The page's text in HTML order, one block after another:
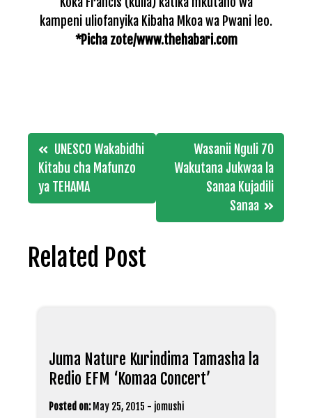
kampeni uliofanyika Kibaha Mkoa wa Pwani leo.
*Picha zote/www.thehabari.com
Post
navigation
UNESCO Wakabidhi
Kitabu cha Mafunzo
ya TEHAMA
Wasanii Nguli 70
Wakutana Jukwaa la
Sanaa Kujadili
Sanaa
Related Post
Juma Nature Kurindima Tamasha la
Redio EFM ‘Komaa Concert’
Posted on: May 25, 2015 - jomushi